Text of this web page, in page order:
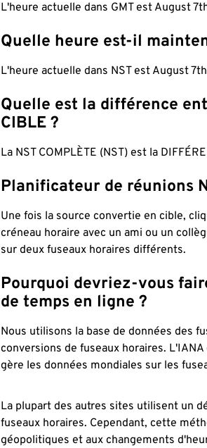
L'heure actuelle dans GMT est August
Quelle heure est-il
L'heure actuelle dans NST est August
Quelle est la différence
CIBLE ?
La NST COMPLÈTE (NST) est la
Planificateur de réunions
Une fois la source convertie en cible,
créneau horaire avec un ami ou un
sur deux fuseaux horaires différents.
Pourquoi devriez-vous
de temps en ligne ?
Nous utilisons la base de données des
conversions de fuseaux horaires.
gère les données mondiales sur les
La plupart des autres sites utilisent un
fuseaux horaires. Cependant, cette
géopolitiques et aux changements